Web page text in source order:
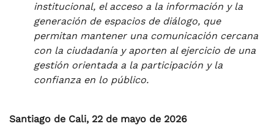
institucional, el acceso a la información y la
generación de espacios de diálogo, que
permitan mantener una comunicación cercana
con la ciudadanía y aporten al ejercicio de una
gestión orientada a la participación y la
confianza en lo público.
Santiago de Cali, 22 de mayo de 2026